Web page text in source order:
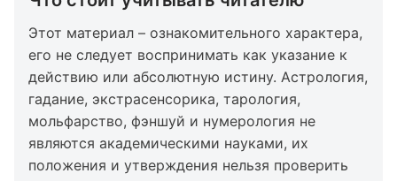
Этот материал – ознакомительного характера,
его не следует воспринимать как указание к
действию или абсолютную истину. Астрология,
гадание, экстрасенсорика, тарология,
мольфарство, фэншуй и нумерология не
являются академическими науками, их
положения и утверждения нельзя проверить